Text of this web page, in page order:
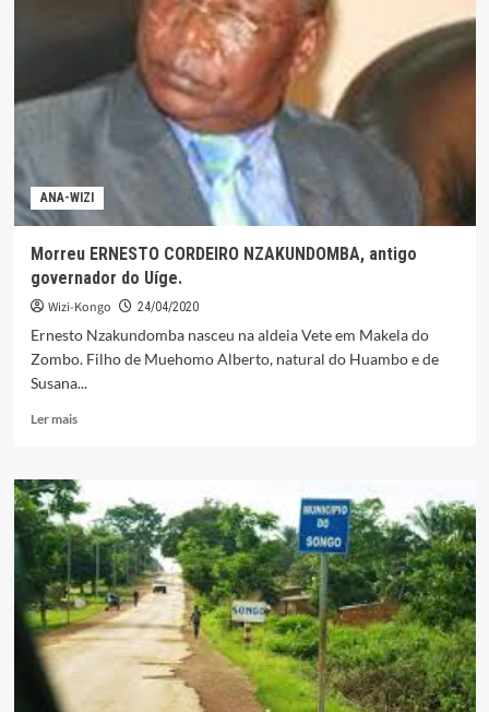
administração
Songo
ANA-WIZI
Morreu ERNESTO CORDEIRO NZAKUNDOMBA, antigo
governador do Uíge.
Wizi-Kongo 24/04/2020
Ernesto Nzakundomba nasceu na aldeia Vete em Makela do
Zombo. Filho de Muehomo Alberto, natural do Huambo e de
Susana...
Ler maisLeia
Morreu
ERNESTO
CORDEIRO
NZAKUNDOMBA,
antigo
governador
do
Uíge.